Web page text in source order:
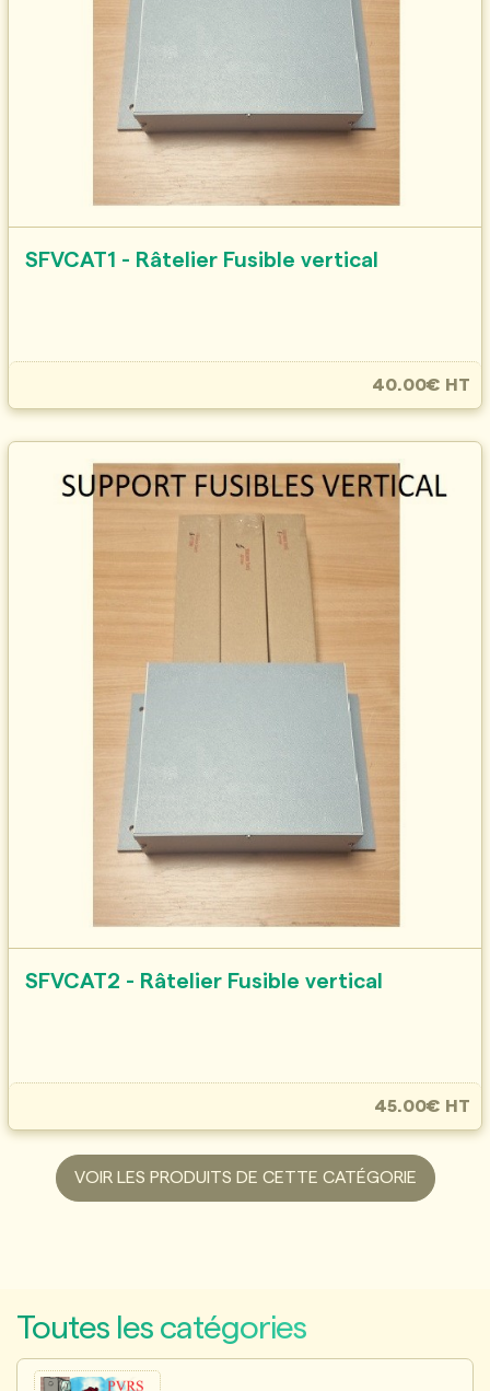
SFVCAT1 - Râtelier Fusible vertical
40.00€ HT
SFVCAT2 - Râtelier Fusible vertical
45.00€ HT
VOIR LES PRODUITS DE CETTE CATÉGORIE
Toutes les catégories